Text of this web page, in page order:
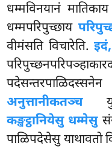
धम्मविनयानं
धम्मपरिपुच्छाय
वीमंसति विचारेति.
अनुत्तानीकतञ्च
कङ्खट्ठानियेसु धम्मेसु
पाळिपदेसेसु याथावतो